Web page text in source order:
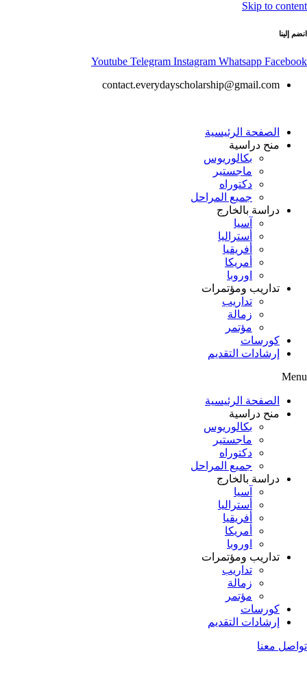
Skip to content
انضم إلينا
Youtube Telegram Instagram Whatsapp Facebook
contact.everydayscholarship@gmail.com
الصفحة الرئيسية
منح دراسية
بكالوريوس
ماجستير
دكتوراه
جميع المراحل
دراسة بالخارج
آسيا
أستراليا
أفريقيا
أمريكا
اوروبا
تداريب ومؤتمرات
تداريب
زمالة
مؤتمر
كورسات
إرشادات التقديم
Menu
الصفحة الرئيسية
منح دراسية
بكالوريوس
ماجستير
دكتوراه
جميع المراحل
دراسة بالخارج
آسيا
أستراليا
أفريقيا
أمريكا
اوروبا
تداريب ومؤتمرات
تداريب
زمالة
مؤتمر
كورسات
إرشادات التقديم
تواصل معنا